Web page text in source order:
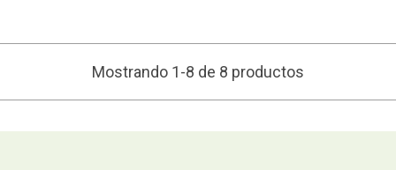
Mostrando 1-8 de 8 productos